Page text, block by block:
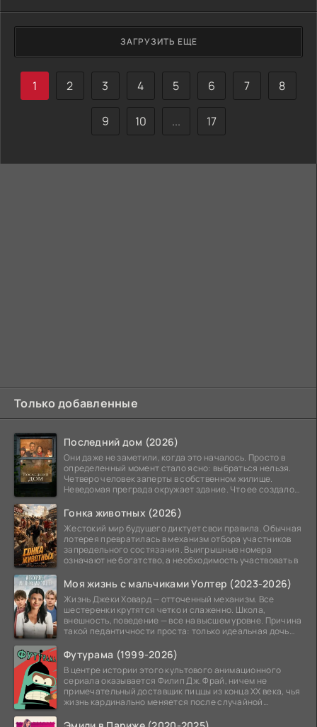
него замуж. Теперь у неё есть шанс на нормальное
будущее.
ЗАГРУЗИТЬ ЕЩЕ
1 2 3 4 5 6 7 8
9 10 ... 17
Только добавленные
Последний дом (2026)
Они даже не заметили, когда это началось. Просто в
определенный момент стало ясно: выбраться нельзя.
Четверо человек заперты в собственном жилище.
Неведомая преграда окружает здание. Что ее создало
Гонка животных (2026)
Жестокий мир будущего диктует свои правила. Обычная
лотерея превратилась в механизм отбора участников
запредельного состязания. Выигрышные номера
означают не богатство, а необходимость участвовать в
Моя жизнь с мальчиками Уолтер (2023-2026)
Жизнь Джеки Ховард — отточенный механизм. Все
шестеренки крутятся четко и слаженно. Школа,
внешность, поведение — все на высшем уровне. Причина
такой педантичности проста: только идеальная дочь
Футурама (1999-2026)
В центре истории этого культового анимационного
сериала оказывается Филип Дж. Фрай, ничем не
примечательный доставщик пиццы из конца XX века, чья
жизнь кардинально меняется после случайной